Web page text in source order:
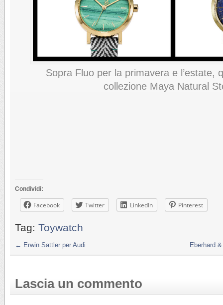
Sopra Fluo per la primavera e l’estate,
collezione Maya Natural
Condividi:
Facebook Twitter LinkedIn Pinterest
Tag: Toywatch
← Erwin Sattler per Audi Eberhard
Lascia un commento